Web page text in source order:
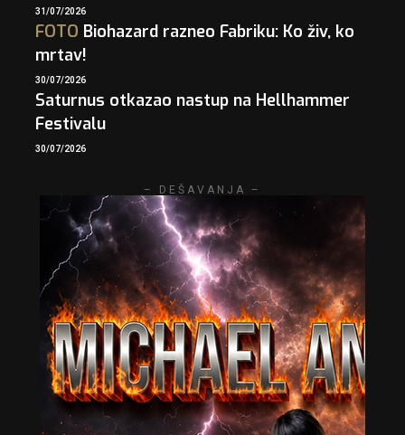
31/07/2026
FOTO Biohazard razneo Fabriku: Ko živ, ko
mrtav!
30/07/2026
Saturnus otkazao nastup na Hellhammer
Festivalu
30/07/2026
– DEŠAVANJA –